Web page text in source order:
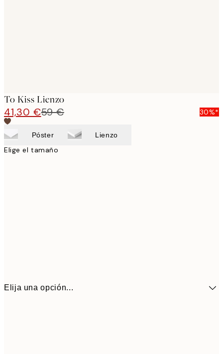
To Kiss Lienzo
41,30 €59 € 30%*
Póster Lienzo
Elige el tamaño
Elija una opción...